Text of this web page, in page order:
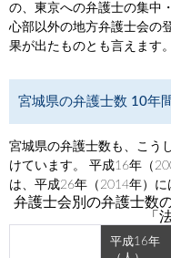
の、東京への弁護士の集中
心部以外の地方弁護士会の
果が出たものとも言えます。
宮城県の弁護士数 10年
宮城県の弁護士数も、こう
けています。 平成16年（
は、平成26年（2014年）に
弁護士会別の弁護士数
「
平成16年